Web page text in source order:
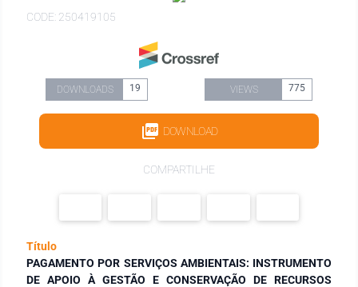
CODE: 250419105
DOWNLOADS 19 VIEWS 775
DOWNLOAD
COMPARTILHE
Título
PAGAMENTO POR SERVIÇOS AMBIENTAIS: INSTRUMENTO
DE APOIO À GESTÃO E CONSERVAÇÃO DE RECURSOS